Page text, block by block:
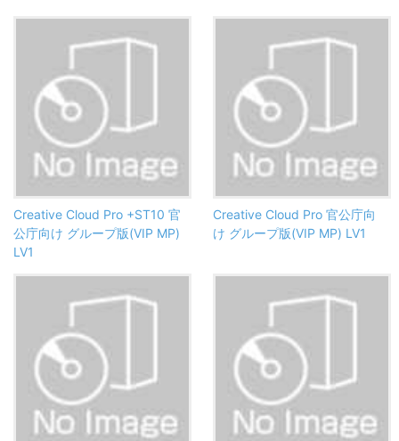
Creative Cloud Pro +ST10 官
公庁向け グループ版(VIP MP)
LV1
Creative Cloud Pro 官公庁向
け グループ版(VIP MP) LV1